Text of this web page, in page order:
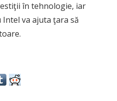
în tehnologie, iar
va ajuta ţara să